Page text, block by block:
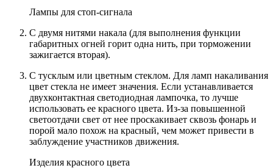
Лампы для стоп-сигнала
С двумя нитями накала (для выполнения функции
габаритных огней горит одна нить, при торможении
зажигается вторая).
С тусклым или цветным стеклом. Для ламп накаливания
цвет стекла не имеет значения. Если устанавливается
двухконтактная светодиодная лампочка, то лучше
использовать ее красного цвета. Из-за повышенной
светоотдачи свет от нее проскакивает сквозь фонарь и
порой мало похож на красный, чем может привести в
заблуждение участников движения.
Изделия красного цвета